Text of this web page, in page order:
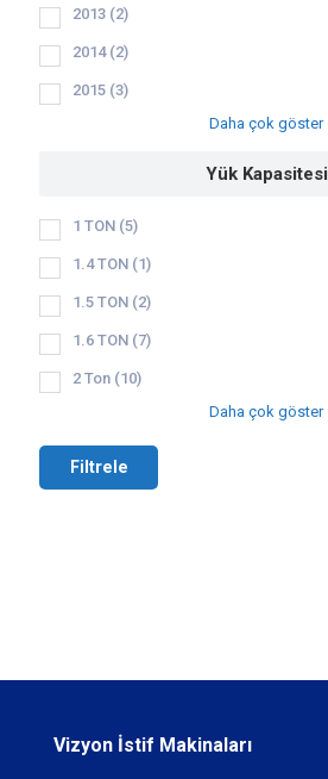
2013 (2)
2014 (2)
2015 (3)
Daha çok göster
Yük Kapasitesi
1 TON (5)
1.4 TON (1)
1.5 TON (2)
1.6 TON (7)
2 Ton (10)
Daha çok göster
Filtrele
Vizyon İstif Makinaları